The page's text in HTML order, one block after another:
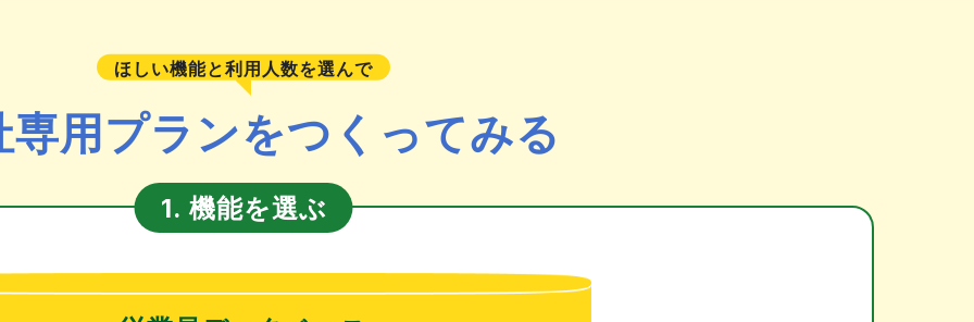
ほしい機能と利用人数を選んで
専用プランをつくってみる
1. 機能を選ぶ